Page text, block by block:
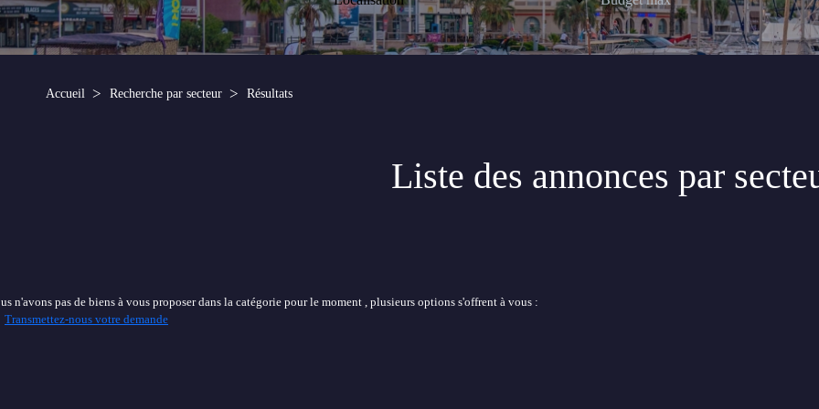
Accueil Recherche par secteur Résultats
Liste des annonces par
n'avons pas de biens à vous proposer dans la catégorie pour le moment , plusieurs options s'offrent à vous :
Transmettez-nous votre demande